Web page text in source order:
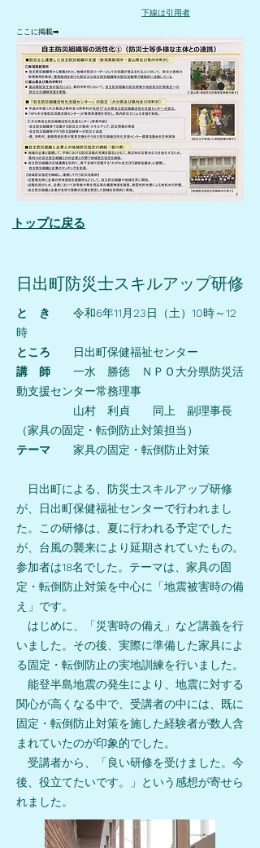
下線は引用者
​ここに掲載➡
トップに戻る
日出町防災士スキルアップ研修
と き 令和6年11 月23日（土） 10時～12
時
ところ 日出町保健福祉センター
講 師 一水 勝徳 ＮＰＯ大分県防災活
動支援センター常務理事
山村 利貞 同上 副理事長
（家具の固定・転倒防止対策担当）
テーマ 家具の固定・転倒防止対策
日出町による、防災士スキルアップ研修
が、日出町保健福祉センターで行われまし
た。この研修は、夏に行われる予定でした
が、台風の襲来により延期されていたもの。
参加者は18名でした。テーマは、家具の固
定・転倒防止対策を中心に「地震被害時の備
え」です。
はじめに、「災害時の備え」など講義を行
いました。その後、実際に準備した家具によ
る固定・転倒防止の実地訓練を行いました。
能登半島地震の発生により、地震に対する
関心が高くなる中で、受講者の中には、既に
固定・転倒防止対策を施した経験者が数人含
まれていたのが印象的でした。
受講者から、「良い研修を受けました。今
後、役立てたいです。」という感想が寄せら
れました。